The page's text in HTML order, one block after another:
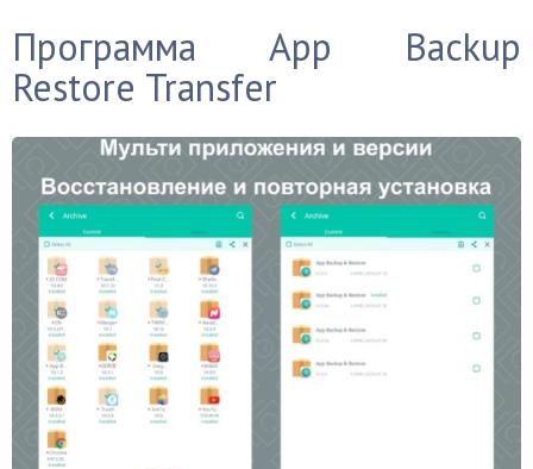
Программа App Backup
Restore Transfer